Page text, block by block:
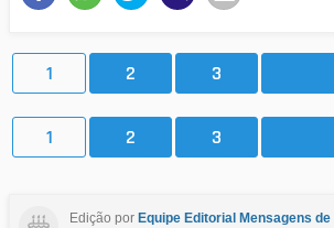
1 2 3
1 2 3
Edição por Equipe Editorial Mensagens